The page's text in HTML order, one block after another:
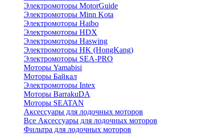
Электромоторы MotorGuide
Электромоторы Minn Kota
Электромоторы Haibo
Электромоторы HDX
Электромоторы Haswing
Электромоторы HK (HongKang)
Электромоторы SEA-PRO
Моторы Yamabisi
Моторы Байкал
Электромоторы Intex
Моторы BarrakuDA
Моторы SEATAN
Аксессуары для лодочных моторов
Все Аксессуары для лодочных моторов
Фильтра для лодочных моторов